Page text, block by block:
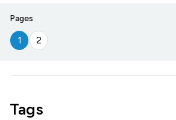
Pages
1 2
Tags